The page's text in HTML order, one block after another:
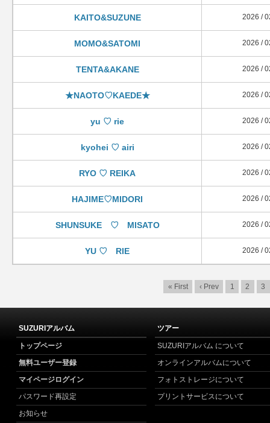
KAITO&SUZUNE 2026 /
MOMO&SATOMI 2026 /
TENTA&AKANE 2026 /
★NAOTO♡KAEDE★ 2026 /
yu ♡ rie 2026 /
kyohei ♡ airi 2026 /
RYO ♡ REIKA 2026 /
HAJIME♡MIDORI 2026 /
SHUNSUKE ♡ MISATO 2026 /
YU ♡ RIE 2026 /
« First ‹ Prev 1 2 3
SUZURIアルバム
トップページ
無料ユーザー登録
マイページログイン
パスワード再設定
お知らせ
ツアー
SUZURIアルバム について
オンラインアルバムについて
フォトストレージについて
プリントサービスについて